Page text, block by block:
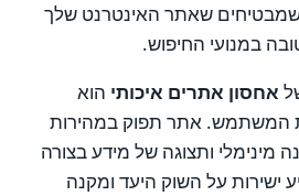
שמבטיחים שאתר האינטרנט שלך
במנועי החיפוש.
אחסון אתרים איכותי הוא
המשתמש. אתר תפוק במהירות
מינימלי ותצוגה של מידע בצורה
ישירות על השוק היעד ומקנה